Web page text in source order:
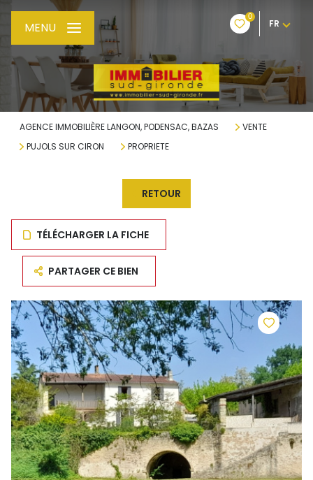
0
FR
MENU
AGENCE IMMOBILIÈRE LANGON, PODENSAC, BAZAS
VENTE
PUJOLS SUR CIRON
PROPRIETE
RETOUR
TÉLÉCHARGER LA FICHE
PARTAGER CE BIEN